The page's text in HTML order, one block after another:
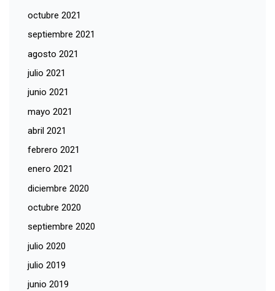
octubre 2021
septiembre 2021
agosto 2021
julio 2021
junio 2021
mayo 2021
abril 2021
febrero 2021
enero 2021
diciembre 2020
octubre 2020
septiembre 2020
julio 2020
julio 2019
junio 2019